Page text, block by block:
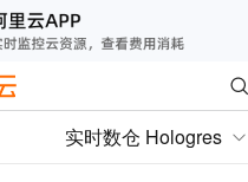
实时数仓 Hologres